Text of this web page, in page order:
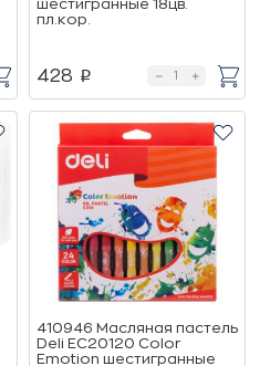
шестигранные 18цв.
пл.кор.
428 p
410946 Масляная пастель
Deli EC20120 Color
Emotion шестигранные